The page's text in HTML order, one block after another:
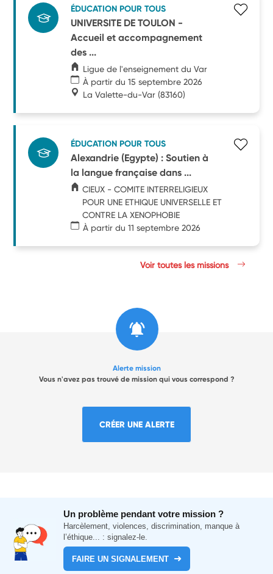
ÉDUCATION POUR TOUS
UNIVERSITE DE TOULON -
Accueil et accompagnement
des ...
Ligue de l'enseignement du Var
À partir du 15 septembre 2026
La Valette-du-Var (83160)
ÉDUCATION POUR TOUS
Alexandrie (Egypte) : Soutien à
la langue française dans ...
CIEUX - COMITE INTERRELIGIEUX
POUR UNE ETHIQUE UNIVERSELLE ET
CONTRE LA XENOPHOBIE
À partir du 11 septembre 2026
Voir toutes les missions
Alerte mission
Vous n'avez pas trouvé de mission qui vous correspond ?
CRÉER UNE ALERTE
Un problème pendant votre mission ?
Harcèlement, violences, discrimination, manque à
l’éthique... : signalez-le.
FAIRE UN SIGNALEMENT